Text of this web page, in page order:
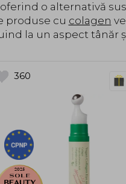
o alternativă
produse cu colagen
la un aspect tânăr
360
2025